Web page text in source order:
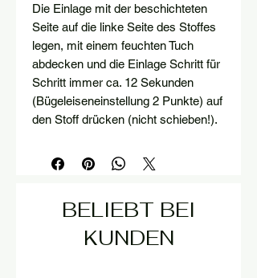
Die Einlage mit der beschichteten
Seite auf die linke Seite des Stoffes
legen, mit einem feuchten Tuch
abdecken und die Einlage Schritt für
Schritt immer ca. 12 Sekunden
(Bügeleiseneinstellung 2 Punkte) auf
den Stoff drücken (nicht schieben!).
BELIEBT BEI
KUNDEN